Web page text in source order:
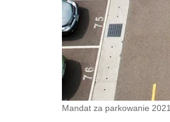
Mandat za parkowanie 2021